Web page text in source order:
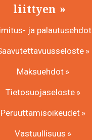
liittyen
ja palautusehdot
Maksuehdot
Tietosuojaseloste
Peruuttamisoikeudet
Vastuullisuus